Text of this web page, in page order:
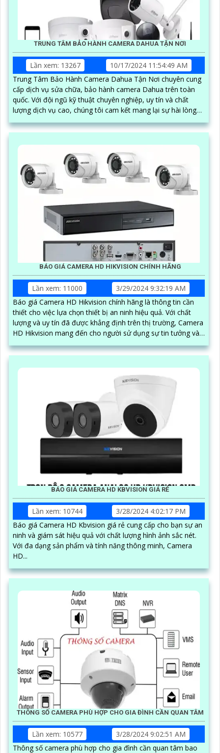
TRUNG TÂM BẢO HÀNH CAMERA DAHUA TẬN NƠI
Lần xem: 13267
10/17/2024 11:54:49 AM
Trung Tâm Bảo Hành Camera Dahua Tận Nơi chuyên cung
cấp dịch vụ sửa chữa, bảo hành camera Dahua trên toàn
quốc. Với đội ngũ kỹ thuật chuyên nghiệp, uy tín và chất
lượng dịch vụ cao, chúng tôi cam kết mang lại sự hài lòng
cho khách hàng
BÁO GIÁ CAMERA HD HIKVISION CHÍNH HÃNG
Lần xem: 11000
3/29/2024 9:32:19 AM
Báo giá Camera HD Hikvision chính hãng là thông tin cần
thiết cho việc lựa chọn thiết bị an ninh hiệu quả. Với chất
lượng và uy tín đã được khẳng định trên thị trường, Camera
HD Hikvision mang đến cho người sử dụng sự tin tưởng và
an tâm
BÁO GIÁ CAMERA HD KBVISION GIÁ RẺ
Lần xem: 10744
3/28/2024 4:02:17 PM
Báo giá Camera HD Kbvision giá rẻ cung cấp cho bạn sự an
ninh và giám sát hiệu quả với chất lượng hình ảnh sắc nét.
Với đa dạng sản phẩm và tính năng thông minh, Camera
HD...
THÔNG SỐ CAMERA PHÙ HỢP CHO GIA ĐÌNH CẦN QUAN TÂM
Lần xem: 10577
3/28/2024 9:02:51 AM
Thông số camera phù hợp cho gia đình cần quan tâm bao